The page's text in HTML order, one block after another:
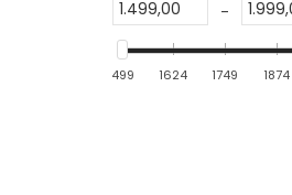
-
1499 1624 1749 1874